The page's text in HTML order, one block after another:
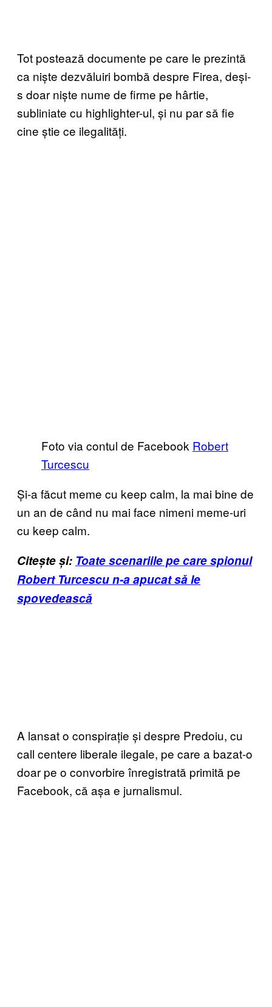
Tot postează documente pe care le prezintă
ca niște dezvăluiri bombă despre Firea, deși-
s doar niște nume de firme pe hârtie,
subliniate cu highlighter-ul, și nu par să fie
cine știe ce ilegalități.
Foto via contul de Facebook Robert
Turcescu
Și-a făcut meme cu keep calm, la mai bine de
un an de când nu mai face nimeni meme-uri
cu keep calm.
Citește și: Toate scenariile pe care spionul
Robert Turcescu n-a apucat să le
spovedească
A lansat o conspirație și despre Predoiu, cu
call centere liberale ilegale, pe care a bazat-o
doar pe o convorbire înregistrată primită pe
Facebook, că așa e jurnalismul.